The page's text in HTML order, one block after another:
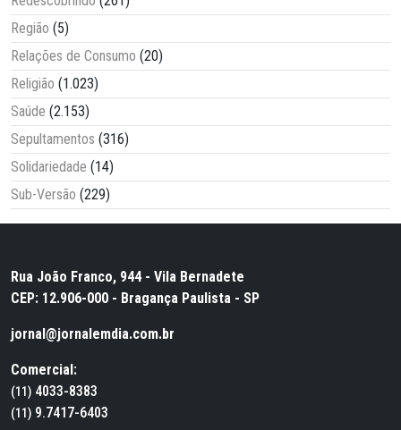
Região (5)
Relações de Consumo (20)
Religião (1.023)
Saúde (2.153)
Sepultamentos (316)
Solidariedade (14)
Sub-Versão (229)
Rua João Franco, 944 - Vila Bernadete
CEP: 12.906-000 - Bragança Paulista - SP
jornal@jornalemdia.com.br
Comercial:
(11) 4033-8383
(11) 9.7417-6403